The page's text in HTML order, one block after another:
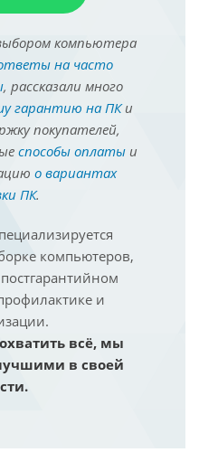
компьютера
на часто
, рассказали много
гарантию на ПКи
покупателей,
способы оплатыи
о вариантах
ПК.
компьютеров,
и
всё, мы
в своей